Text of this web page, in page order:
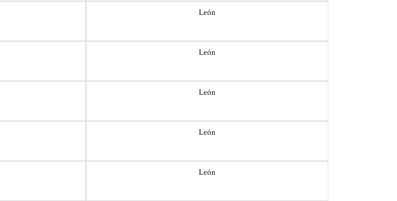
León
León
León
León
León